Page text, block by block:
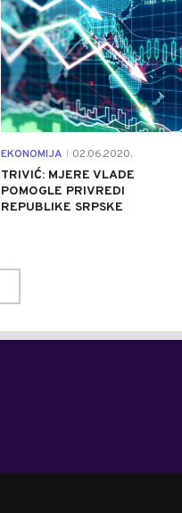
EKONOMIJA 02.06.2020.
TRIVIĆ: MJERE VLADE
POMOGLE PRIVREDI
REPUBLIKE SRPSKE